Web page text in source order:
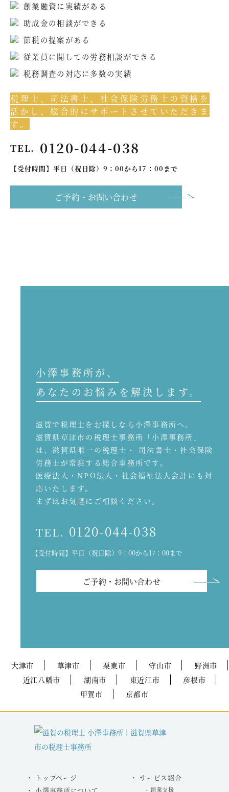
創業融資に実績がある
助成金の相談ができる
節税の提案がある
従業員に関しての労務相談ができる
税務調査の対応に多数の実績
税理士、司法書士、社会保険労務士の資格を
活かし、総合的にサポートさせていただきま
す。
TEL. 0120-044-038
【受付時間】平日（祝日除）9：00から17：00まで
ご予約・お問い合わせ
小澤事務所が、
あなたのお悩みを解決します。
滋賀で税理士をお探しなら小澤事務所へ。
滋賀県草津市の税理士事務所「小澤事務所」
は、滋賀県唯一の税理士・ 司法書士・社会保険
労務士が常駐する総合事務所です。
医療法人・NPO法人・社会福祉法人会計にも対
応いたします。
まずはお気軽にご相談ください。
TEL. 0120-044-038
【受付時間】平日（祝日除）9：00から17：00まで
ご予約・お問い合わせ
大津市 草津市 栗東市 守山市
野洲市
近江八幡市
湖南市 東近江市
彦根市
甲賀市
京都市
トップページ
サービス紹介
創業支援